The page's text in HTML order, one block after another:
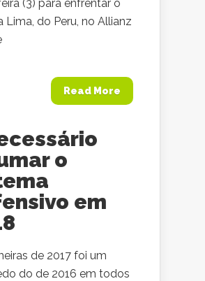
(3) para enfrentar o
Lima, do Peru, no Allianz
Read More
o
em
de 2017 foi um
do de 2016 em todos